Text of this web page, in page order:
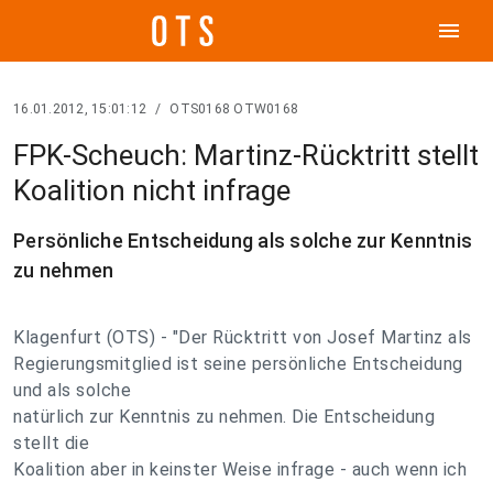
menu
16.01.2012, 15:01:12 / OTS0168 OTW0168
FPK-Scheuch: Martinz-Rücktritt stellt
Koalition nicht infrage
Persönliche Entscheidung als solche zur Kenntnis
zu nehmen
Klagenfurt (OTS) - "Der Rücktritt von Josef Martinz als
Regierungsmitglied ist seine persönliche Entscheidung
und als solche
natürlich zur Kenntnis zu nehmen. Die Entscheidung
stellt die
Koalition aber in keinster Weise infrage - auch wenn ich